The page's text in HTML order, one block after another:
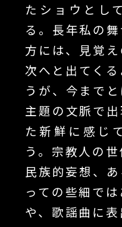
たショウとし
る。長年私の
方には、見覚
次へと出てく
うが、今まで
主題の文脈で
た新鮮に感じ
う。宗教人の
民族的妄想、
っての些細で
や、歌謡曲に